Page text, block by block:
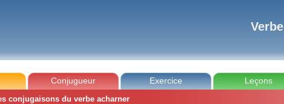
Verbe
Conjugueur Exercice
Leçons
conjugaisons du verbe acharner